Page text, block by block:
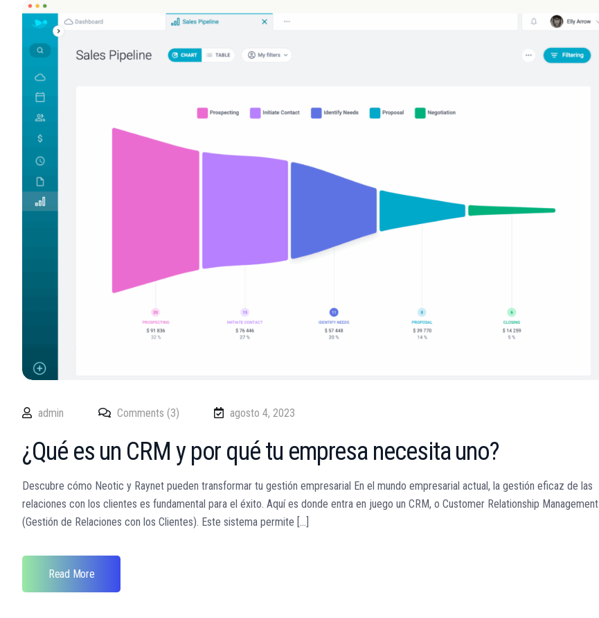
admin Comments (3) agosto 4, 2023
¿Qué es un CRM y por qué tu empresa necesita uno?
Descubre cómo Neotic y Raynet pueden transformar tu gestión empresarial En el mundo empresarial actual, la gestión eficaz de las
relaciones con los clientes es fundamental para el éxito. Aquí es donde entra en juego un CRM, o Customer Relationship Management
(Gestión de Relaciones con los Clientes). Este sistema permite [...]
Read More